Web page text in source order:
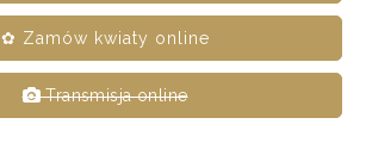
✿ Zamów kwiaty online
Transmisja online